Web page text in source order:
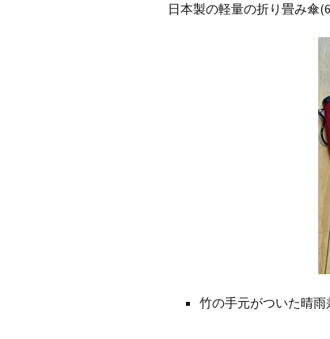
日本製の軽量の折り畳み傘
竹の手元がついた晴雨